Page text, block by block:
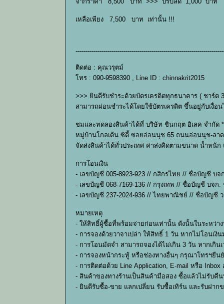
เหลือเพียง 7,500 บาท เท่านั้น !!!
ติดต่อ : คุณวรุตม์
โทร : 090-9598390 , Line ID : chinnakrit2015
>>> ยินดีรับชำระด้วยบัตรเครดิตทุกธนาคาร ( ชาร์ต
สามารถผ่อนชำระได้โดยใช้บัตรเครดิต ขึ้นอยู่กับเงื่อ
ชมและทดลองสินค้าได้ที่ บริษัท ชินกฤต อิเลค จำกัด
หมู่บ้านโกลเด้น ซิตี้ ซอยอ่อนนุช 65 ถนนอ่อนนุช-ลาด
จัดส่งสินค้าได้ทั่วประเทศ ค่าส่งคิดตามขนาด น้ำหนัก
การโอนเงิน
- เลขบัญชี 005-8923-923 // กสิกรไทย // ชื่อบัญชี บจ
- เลขบัญชี 068-7169-136 // กรุงเทพ // ชื่อบัญชี บจก.
- เลขบัญชี 237-2024-936 // ไทยพาณิชย์ // ชื่อบัญชี
หมายเหตุ
- ให้สิทธิ์ผู้ซื้อที่พร้อมจ่ายก่อนเท่านั้น ดังนั้นในระหว่า
- การจองด้วยวาจาเปล่า ให้สิทธิ์ 1 วัน หากไม่โอนเ
- การโอนมัดจำ สามารถจองได้ไม่เกิน 3 วัน หากเกิน
- การจองหน้ากระทู้ หรือช่องทางอื่นๆ กรุณาโทรฯยืน
- การติดต่อด้วย Line Application, E-mail หรือ
- สินค้าของทางร้านเป็นสินค้ามือสอง ซื้อแล้วไม่รับ
- ยินดีรับซื้อ-ขาย แลกเปลี่ยน รับซื้อเทิร์น และรับฝาก